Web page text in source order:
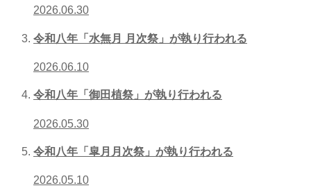
2026.06.30
令和八年「水無月 月次祭」が執り行われる
2026.06.10
令和八年「御田植祭」が執り行われる
2026.05.30
令和八年「皐月月次祭」が執り行われる
2026.05.10